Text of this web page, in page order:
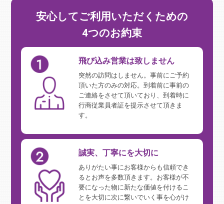
安心してご利用いただくための
4つのお約束
飛び込み営業は致しません
突然の訪問はしません。事前にご予約
頂いた方のみの対応。到着前に事前の
ご連絡をさせて頂いており、到着時に
行商従業員者証を提示させて頂きま
す。
誠実、丁寧にを大切に
ありがたい事にお客様からも信頼でき
るとお声を多数頂きます。お客様が不
要になった物に新たな価値を付けるこ
とを大切に次に繋いでいく事を心がけ